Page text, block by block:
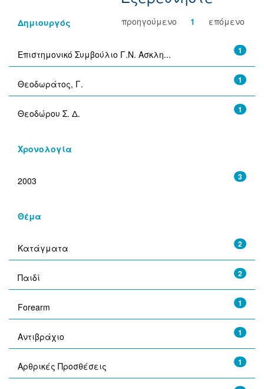
προηγούμενο 1 επόμενο
Δημιουργός
1
Επιστημονικό Συμβούλιο Γ.Ν. Ασκλη...
1
Θεοδωράτος, Γ.
1
Θεοδώρου Σ. Δ.
Χρονολογία
3
2003
Θέμα
2
Κατάγματα
2
Παιδί
1
Forearm
1
Αντιβράχιο
1
Αρθρικές Προσθέσεις